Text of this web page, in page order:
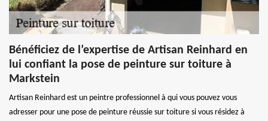
Bénéficiez de l’expertise de Artisan Reinhard en
lui confiant la pose de peinture sur toiture à
Markstein
Artisan Reinhard est un peintre professionnel à qui vous pouvez vous
adresser pour une pose de peinture réussie sur toiture si vous résidez à